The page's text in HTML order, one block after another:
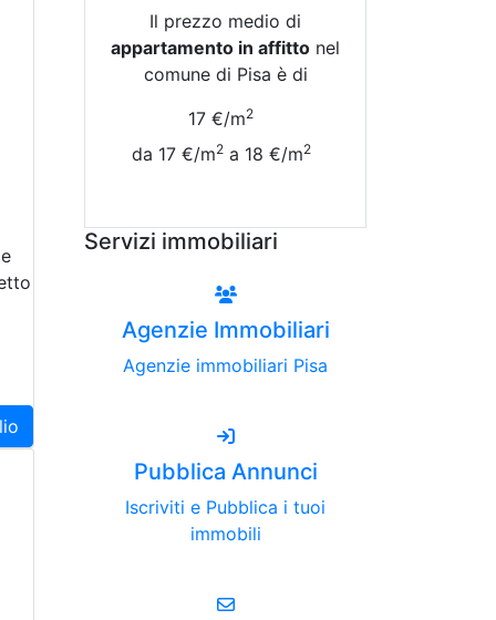
Il prezzo medio di
appartamento in affitto nel
comune di Pisa è di
17 €/m2
da 17 €/m2a 18 €/m2
Servizi immobiliari
Agenzie Immobiliari
Agenzie immobiliari Pisa
Pubblica Annunci
Iscriviti e Pubblica i tuoi
immobili